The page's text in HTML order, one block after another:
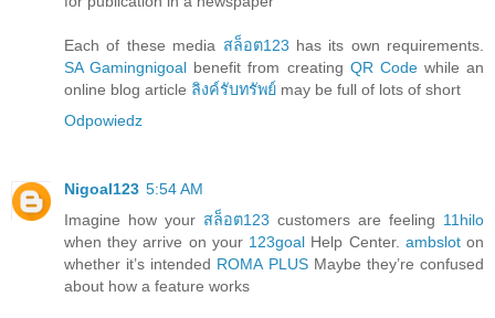
Each of these media สล็อต123 has its own requirements.
SA Gamingnigoal benefit from creating QR Codewhile an
online blog article ลิงค์รับทรัพย์ may be full of lots of short
Odpowiedz
Nigoal123 5:54 AM
Imagine how your สล็อต123 customers are feeling 11hilo
when they arrive on your 123goal Help Center. ambsloton
whether it’s intended ROMA PLUSMaybe they’re confused
about how a feature works